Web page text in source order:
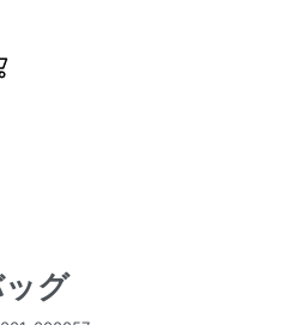
グ